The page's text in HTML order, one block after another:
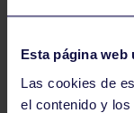
Esta página web
Las cookies de
el contenido y